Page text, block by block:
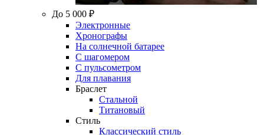
До 5 000 ₽
Электронные
Хронографы
На солнечной батарее
С шагомером
С пульсометром
Для плавания
Браслет
Стальной
Титановый
Стиль
Классический стиль